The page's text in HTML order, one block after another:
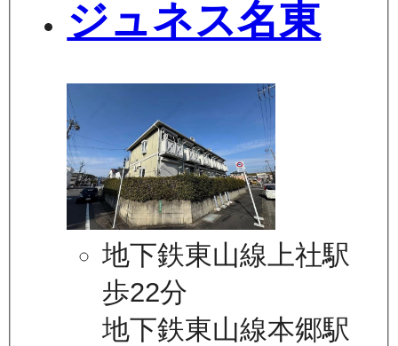
ジュネス名東
地下鉄東山線上社駅
歩22分
地下鉄東山線本郷駅